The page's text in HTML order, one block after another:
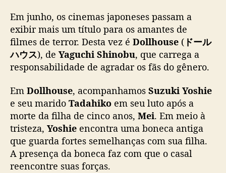
D
o
h
o
s
e
e
s
r
Em junho, os cinemas japoneses passam a
exibir mais um título para os amantes de
filmes de terror. Desta vez é Dollhouse ( ドール
ハウス), de Yaguchi Shinobu, que carrega a
responsabilidade de agradar os fãs do gênero.
Em Dollhouse, acompanhamos Suzuki Yoshie
e seu marido Tadahiko em seu luto após a
morte da filha de cinco anos, Mei. Em meio à
tristeza, Yoshie encontra uma boneca antiga
que guarda fortes semelhanças com sua filha.
A presença da boneca faz com que o casal
reencontre suas forças.